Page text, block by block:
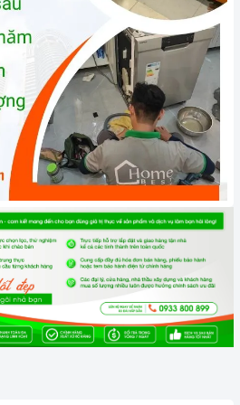
linh hoạt:
Hướng dẫn sử dụng,
chính hãng, hậu mãi chuyên
khách sẽ có trải nghiệm tuyệt vời
khăn nào trong quá trình sử dụng
chóng:Đội ngũ tư vấn viên,
chuyên nghiệp, tận tâm sẽ đồng
quá trình mua sắm và sử dụng